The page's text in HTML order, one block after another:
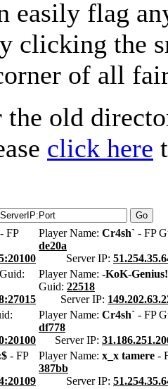
easily flag
clicking the
of all
old
click here
- FP
Player Name: Cr4sh` - FP
de20a
Server IP:
Player Name: -KoK-Genius!
Guid: 22518
Server IP:
Player Name: Cr4sh` - FP
df778
Server IP:
- FP
Player Name: x_x tamere -
387bb
Server IP: